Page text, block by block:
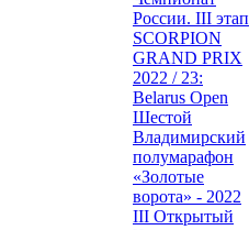
России. III этап
SCORPION
GRAND PRIX
2022 / 23:
Belarus Open
Шестой
Владимирский
полумарафон
«Золотые
ворота» - 2022
III Открытый